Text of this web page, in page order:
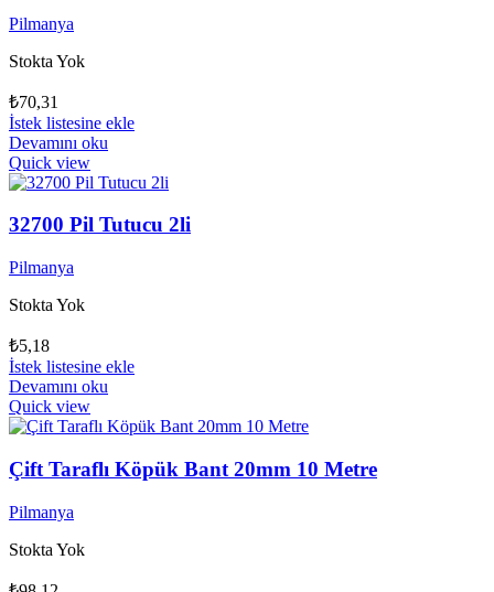
Pilmanya
Stokta Yok
₺70,31
İstek listesine ekle
Devamını oku
Quick view
32700 Pil Tutucu 2li
Pilmanya
Stokta Yok
₺5,18
İstek listesine ekle
Devamını oku
Quick view
Çift Taraflı Köpük Bant 20mm 10 Metre
Pilmanya
Stokta Yok